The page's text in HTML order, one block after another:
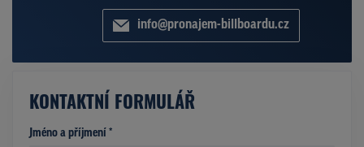
info@pronajem-billboardu.cz
KONTAKTNÍ FORMULÁŘ
Jméno a příjmení *